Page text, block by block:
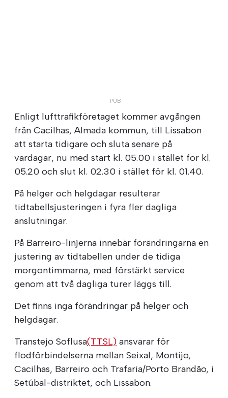
Enligt lufttrafikföretaget kommer avgången
från Cacilhas, Almada kommun, till Lissabon
att starta tidigare och sluta senare på
vardagar, nu med start kl. 05.00 i stället för kl.
05.20 och slut kl. 02.30 i stället för kl. 01.40.
På helger och helgdagar resulterar
tidtabellsjusteringen i fyra fler dagliga
anslutningar.
På Barreiro-linjerna innebär förändringarna en
justering av tidtabellen under de tidiga
morgontimmarna, med förstärkt service
genom att två dagliga turer läggs till.
Det finns inga förändringar på helger och
helgdagar.
Transtejo Soflusa(TTSL) ansvarar för
flodförbindelserna mellan Seixal, Montijo,
Cacilhas, Barreiro och Trafaria/Porto Brandão, i
Setúbal-distriktet, och Lissabon.